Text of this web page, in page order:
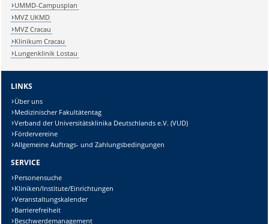
UMMD-Campusplan
MVZ UKMD
MVZ Cracau
Klinikum Cracau
Lungenklinik Lostau
LINKS
Über uns
Medizinischer Fakultätentag
Verband der Universitätsklinika Deutschlands e.V. (VUD)
Fördervereine
Allgemeine Auftrags- und Zahlungsbedingungen
SERVICE
Personensuche
Kliniken/Institute/Einrichtungen
Veranstaltungskalender
Barrierefreiheit
Beschwerdemanagement